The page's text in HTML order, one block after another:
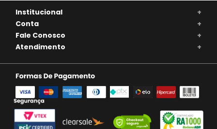
Institucional
+
Conta
+
Fale Conosco
+
Atendimento
+